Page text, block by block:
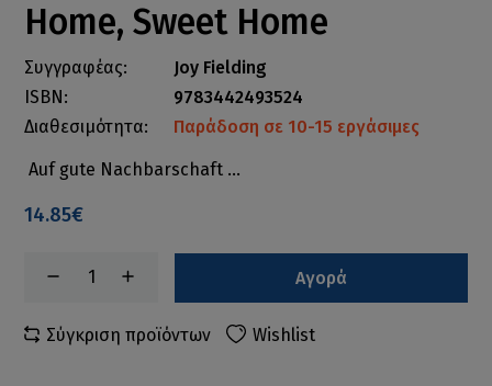
Home, Sweet Home
Συγγραφέας:
Joy Fielding
ISBN:
9783442493524
Διαθεσιμότητα:
Παράδοση σε 10-15 εργάσιμες
Auf gute Nachbarschaft ...
14.85€
Αγορά
Σύγκριση προϊόντων Wishlist